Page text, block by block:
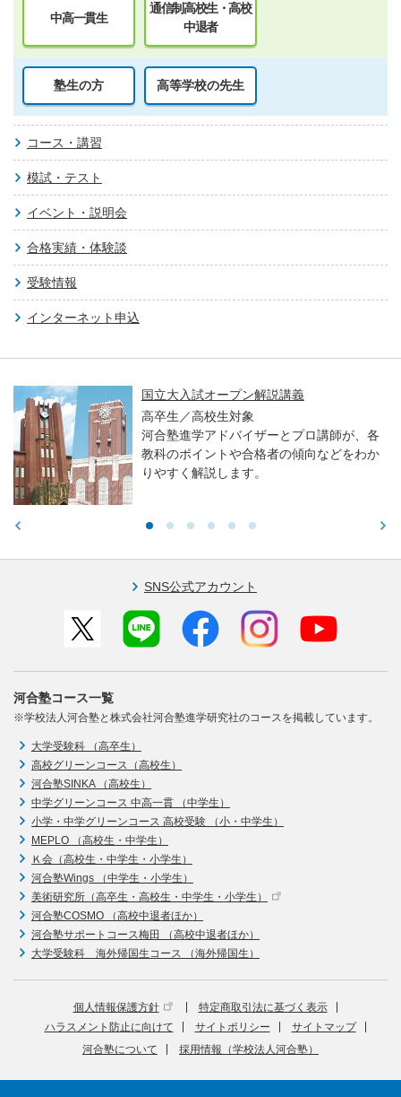
中高一貫生
通信制高校生・高校
中退者
塾生の方 高等学校の先生
コース・講習
模試・テスト
イベント・説明会
合格実績・体験談
受験情報
インターネット申込
国立大入試オープン解説講義
高卒生／高校生対象
河合塾進学アドバイザーとプロ講師が、各
教科のポイントや合格者の傾向などをわか
りやすく解説します。
SNS公式アカウント
河合塾コース一覧
※学校法人河合塾と株式会社河合塾進学研究社のコースを掲載しています。
大学受験科 （高卒生）
高校グリーンコース（高校生）
河合塾SINKA （高校生）
中学グリーンコース 中高一貫 （中学生）
小学・中学グリーンコース 高校受験 （小・中学生）
MEPLO （高校生・中学生）
Ｋ会（高校生・中学生・小学生）
河合塾Wings （中学生・小学生）
美術研究所（高卒生・高校生・中学生・小学生）
河合塾COSMO （高校中退者ほか）
河合塾サポートコース梅田 （高校中退者ほか）
大学受験科 海外帰国生コース （海外帰国生）
個人情報保護方針
特定商取引法に基づく表示
ハラスメント防止に向けて
サイトポリシー
サイトマップ
河合塾について
採用情報（学校法人河合塾）